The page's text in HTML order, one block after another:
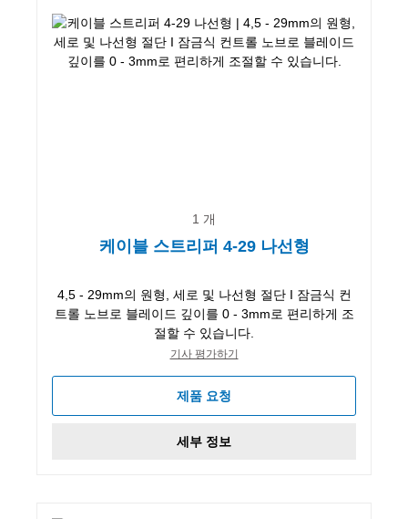
1 개
케이블 스트리퍼 4-29 나선형
4,5 - 29mm의 원형, 세로 및 나선형 절단 I 잠금식 컨
트롤 노브로 블레이드 깊이를 0 - 3mm로 편리하게 조
절할 수 있습니다.
기사 평가하기
제품 요청
세부 정보